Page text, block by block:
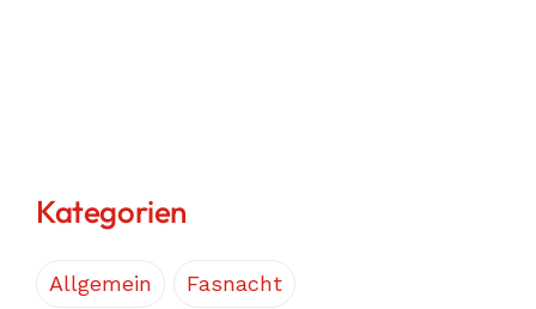
Kategorien
Allgemein Fasnacht